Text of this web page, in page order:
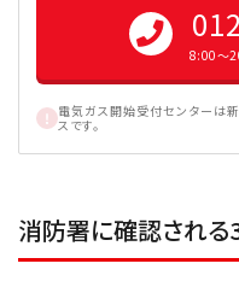
8:00〜
電気ガス開始受付センターは
スです。
消防署に確認され